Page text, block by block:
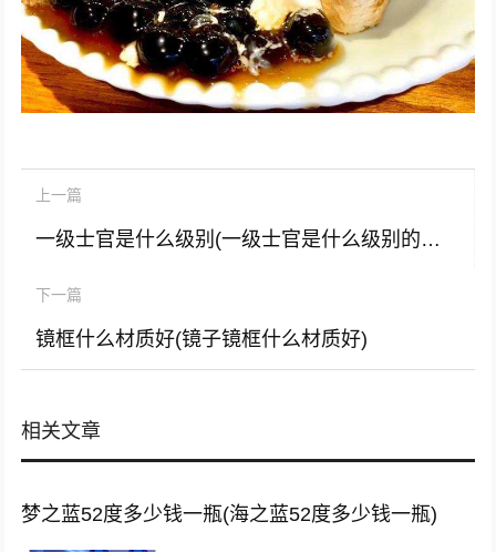
上一篇
一级士官是什么级别(一级士官是什么级别的军衔)
下一篇
镜框什么材质好(镜子镜框什么材质好)
相关文章
梦之蓝52度多少钱一瓶(海之蓝52度多少钱一瓶)